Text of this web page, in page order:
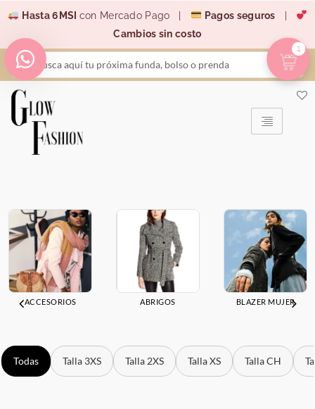
contenido
Hasta 6MSI con Mercado Pago | Pagos seguros
Cambios sin costo
Search
...
ACCESORIOS ABRIGOS BLAZER MUJER
Todas Talla 3XS Talla 2XS Talla XS Talla CH
1